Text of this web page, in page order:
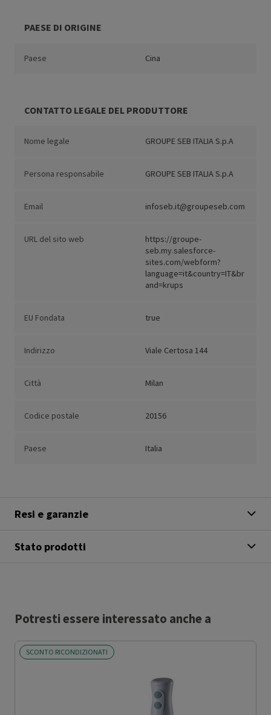
PAESE DI ORIGINE
Paese Cina
CONTATTO LEGALE DEL PRODUTTORE
Nome legale GROUPE SEB ITALIA S.p.A
Persona responsabile GROUPE SEB ITALIA S.p.A
Email infoseb.it@groupeseb.com
URL del sito web
https://groupe-
seb.my.salesforce-
sites.com/webform?
language=it&country=IT&br
and=krups
EU Fondata true
Indirizzo Viale Certosa 144
Città Milan
Codice postale 20156
Paese Italia
Resi e garanzie
Stato prodotti
Potresti essere interessato anche a
SCONTO RICONDIZIONATI